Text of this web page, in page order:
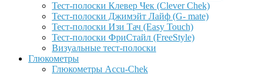
Тест-полоски Клевер Чек (Clever Chek)
Тест-полоски Джимэйт Лайф (G- mate)
Тест-полоски Изи Тач (Easy Touch)
Тест-полоски ФриCтайл (FreeStyle)
Визуальные тест-полоски
Глюкометры
Глюкометры Accu-Сhek